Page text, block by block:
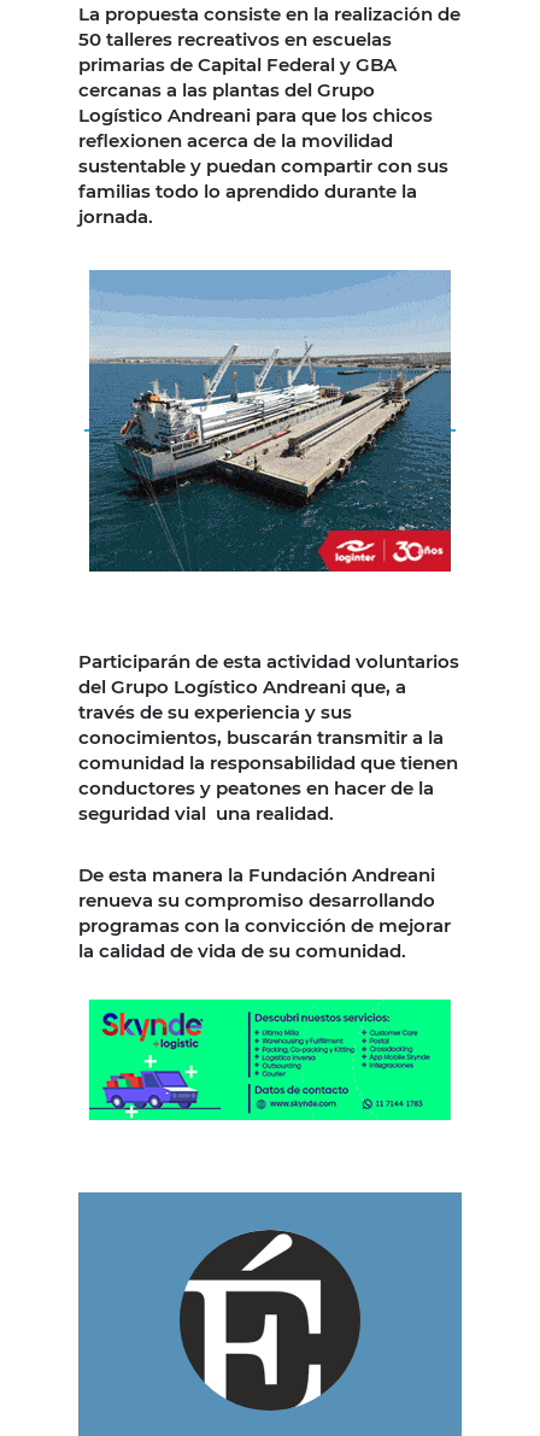
La propuesta consiste en la realización de
50 talleres recreativos en escuelas
primarias de Capital Federal y GBA
cercanas a las plantas del Grupo
Logístico Andreani para que los chicos
reflexionen acerca de la movilidad
sustentable y puedan compartir con sus
familias todo lo aprendido durante la
jornada.
Participarán de esta actividad voluntarios
del Grupo Logístico Andreani que, a
través de su experiencia y sus
conocimientos, buscarán transmitir a la
comunidad la responsabilidad que tienen
conductores y peatones en hacer de la
seguridad vial una realidad.
De esta manera la Fundación Andreani
renueva su compromiso desarrollando
programas con la convicción de mejorar
la calidad de vida de su comunidad.